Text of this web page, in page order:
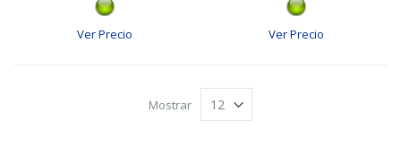
Ver Precio Ver Precio
Mostrar